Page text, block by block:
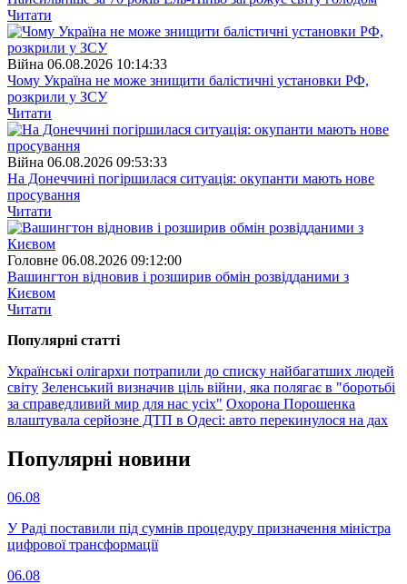
Читати
Війна 06.08.2026 10:14:33
Чому Україна не може знищити балістичні установки РФ,
розкрили у ЗСУ
Читати
Війна 06.08.2026 09:53:33
На Донеччині погіршилася ситуація: окупанти мають нове
просування
Читати
Головне 06.08.2026 09:12:00
Вашингтон відновив і розширив обмін розвідданими з
Києвом
Читати
Популярнi статтi
Українські олігархи потрапили до списку найбагатших людей
світу Зеленський визначив ціль війни, яка полягає в "боротьбі
за справедливий мир для нас усіх" Охорона Порошенка
влаштувала серйозне ДТП в Одесі: авто перекинулося на дах
Популярнi новини
06.08
У Раді поставили під сумнів процедуру призначення міністра
цифрової трансформації
06.08